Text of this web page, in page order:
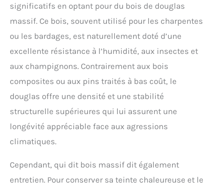
significatifs en optant pour du bois de douglas
massif. Ce bois, souvent utilisé pour les charpentes
ou les bardages, est naturellement doté d’une
excellente résistance à l’humidité, aux insectes et
aux champignons. Contrairement aux bois
composites ou aux pins traités à bas coût, le
douglas offre une densité et une stabilité
structurelle supérieures qui lui assurent une
longévité appréciable face aux agressions
climatiques.
Cependant, qui dit bois massif dit également
entretien. Pour conserver sa teinte chaleureuse et le